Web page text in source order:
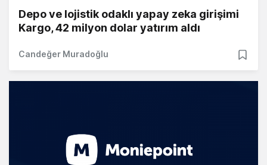
Depo ve lojistik odaklı yapay zeka girişimi
Kargo, 42 milyon dolar yatırım aldı
Candeğer Muradoğlu